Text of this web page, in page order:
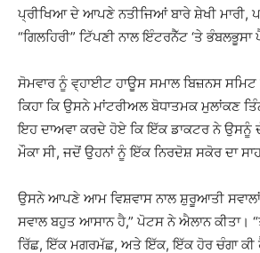
ਪ੍ਰੀਖਿਆ ਦੇ ਆਪਣੇ ਨਤੀਜਿਆਂ ਬਾਰੇ ਸ਼ੇਖੀ ਮਾਰੀ,
“ਗਿਲਹਿਰੀ” ਟਿੱਪਣੀ ਨਾਲ ਇੰਟਰਨੈੱਟ ‘ਤੇ ਭੰਬਲਭੂਸਾ
ਸੋਮਵਾਰ ਨੂੰ ਵ੍ਹਾਈਟ ਹਾਊਸ ਸਮਾਲ ਬਿਜ਼ਨਸ
ਕਿਹਾ ਕਿ ਉਸਨੇ ਮਾਂਟਰੀਅਲ ਬੋਧਾਤਮਕ ਮੁਲਾਂਕਣ
ਇਹ ਦਾਅਵਾ ਕਰਦੇ ਹੋਏ ਕਿ ਇੱਕ ਡਾਕਟਰ ਨੇ ਉਸਨੂੰ
ਮੌਕਾ ਸੀ, ਜਦੋਂ ਉਹਨਾਂ ਨੂੰ ਇੱਕ ਨਿਰਦੋਸ਼ ਸਕੋਰ ਦਾ
ਉਸਨੇ ਆਪਣੇ ਆਮ ਵਿਸ਼ਵਾਸ ਨਾਲ ਸ਼ੁਰੂਆਤੀ ਸਵਾਲਾਂ
ਸਵਾਲ ਬਹੁਤ ਆਸਾਨ ਹੈ,” ਪੋਟਸ ਨੇ ਐਲਾਨ
ਰਿੱਛ, ਇੱਕ ਮਗਰਮੱਛ, ਅਤੇ ਇੱਕ, ਇੱਕ ਹੋਰ ਚੰਗਾ ਕੀ